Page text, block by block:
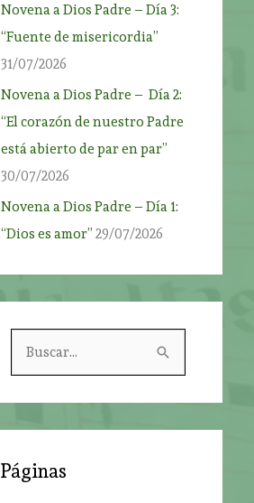
Novena a Dios Padre – Día 3:
“Fuente de misericordia”
31/07/2026
Novena a Dios Padre – Día 2:
“El corazón de nuestro Padre
está abierto de par en par”
30/07/2026
Novena a Dios Padre – Día 1:
“Dios es amor” 29/07/2026
r
Páginas